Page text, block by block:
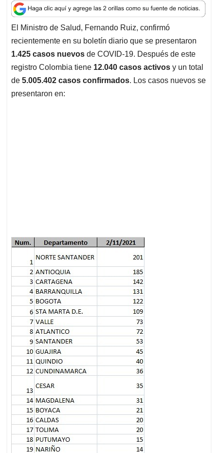
a
t
s
A
p
p
c
e
b
o
o
k
n
k
e
d
I
n
a
i
l
r
e
a
d
s
El Ministro de Salud, Fernando Ruiz, confirmó
recientemente en su boletín diario que se presentaron
1.425 casos nuevos de COVID-19. Después de este
registro Colombia tiene 12.040 casos activos y un total
de 5.005.402 casos confirmados. Los casos nuevos se
presentaron en: